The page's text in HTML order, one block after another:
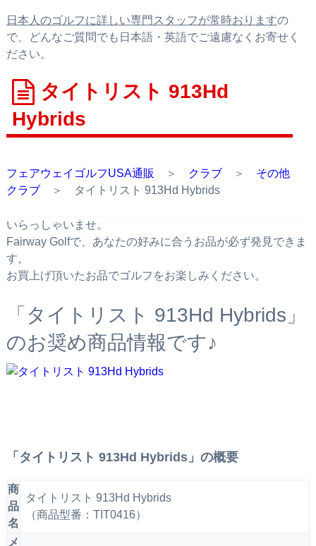
日本人のゴルフに詳しい専門スタッフが常時おりますの
で、どんなご質問でも日本語・英語でご遠慮なくお寄せく
ださい。
タイトリスト 913Hd
Hybrids
フェアウェイゴルフUSA通販 ＞ クラブ＞ その他
クラブ＞ タイトリスト 913Hd Hybrids
いらっしゃいませ。
Fairway Golfで、あなたの好みに合うお品が必ず発見できま
す。
お買上げ頂いたお品でゴルフをお楽しみください。
「タイトリスト 913Hd Hybrids」
のお奨め商品情報です♪
「タイトリスト 913Hd Hybrids」の概要
商
品
名
タイトリスト 913Hd Hybrids
（商品型番：TIT0416）
メ